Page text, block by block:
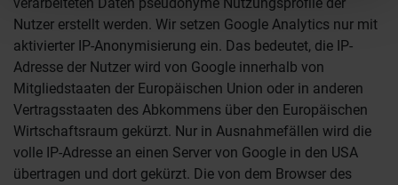
Nutzer erstellt werden. Wir setzen Google Analytics nur mit
aktivierter IP-Anonymisierung ein. Das bedeutet, die IP-
Adresse der Nutzer wird von Google innerhalb von
Mitgliedstaaten der Europäischen Union oder in anderen
Vertragsstaaten des Abkommens über den Europäischen
Wirtschaftsraum gekürzt. Nur in Ausnahmefällen wird die
volle IP-Adresse an einen Server von Google in den USA
übertragen und dort gekürzt. Die von dem Browser des